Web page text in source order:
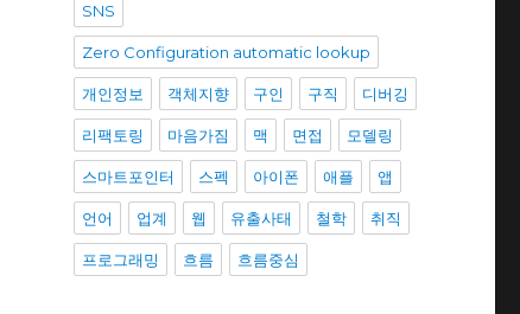
SNS
Zero Configuration automatic lookup
개인정보 객체지향 구인 구직 디버깅
리팩토링 마음가짐 맥 면접 모델링
스마트포인터 스펙 아이폰 애플 앱
언어 업계 웹 유출사태 철학 취직
프로그래밍 흐름 흐름중심